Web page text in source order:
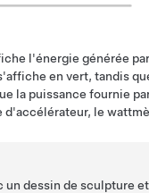
l'énergie générée
en vert, tandis
la puissance fournie
d'accélérateur, le
un dessin de sculpture